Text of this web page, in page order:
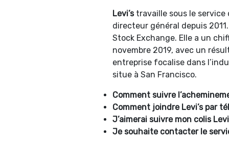
Levi’s travaille sous le
directeur général depuis
Stock Exchange. Elle a un
novembre 2019, avec un
entreprise focalise dans
situe à San Francisco.
Comment suivre
Comment joindre Levi’s par
J’aimerai suivre mon colis
Je souhaite contacter le